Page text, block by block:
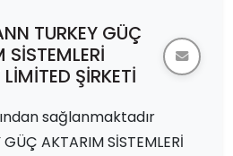
TURKEY GÜÇ
ŞİRKETİ
sağlanmaktadır
AKTARIM SİSTEMLERİ